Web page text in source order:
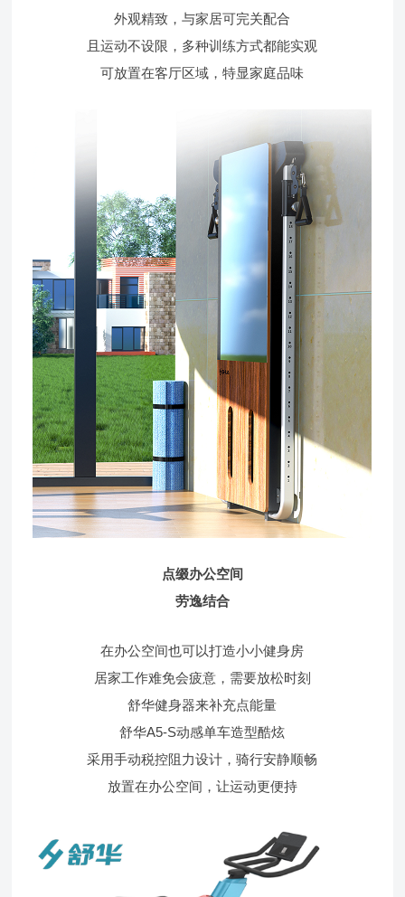
外观精致，与家居可完关配合
且运动不设限，多种训练方式都能实观
可放置在客厅区域，特显家庭品味
点缀办公空间
劳逸结合
在办公空间也可以打造小小健身房
居家工作难免会疲意，需要放松时刻
舒华健身器来补充点能量
舒华A5-S动感单车造型酷炫
采用手动税控阻力设计，骑行安静顺畅
放置在办公空间，让运动更便持